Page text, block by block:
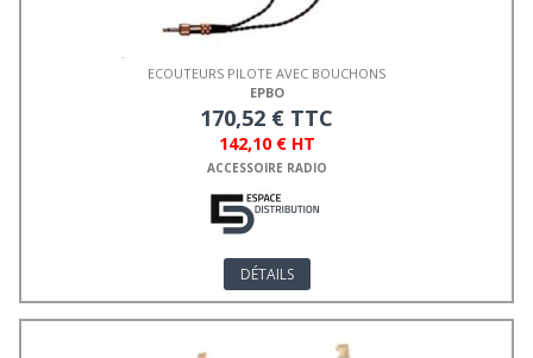
ECOUTEURS PILOTE AVEC BOUCHONS
EPBO
170,52 € TTC
142,10 € HT
ACCESSOIRE RADIO
DÉTAILS